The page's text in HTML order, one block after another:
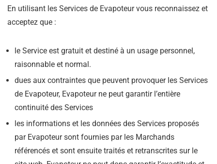
En utilisant les Services de Evapoteur vous reconnaissez et
acceptez que :
le Service est gratuit et destiné à un usage personnel,
raisonnable et normal.
dues aux contraintes que peuvent provoquer les Services
de Evapoteur, Evapoteur ne peut garantir l’entière
continuité des Services
les informations et les données des Services proposés
par Evapoteur sont fournies par les Marchands
référencés et sont ensuite traités et retranscrites sur le